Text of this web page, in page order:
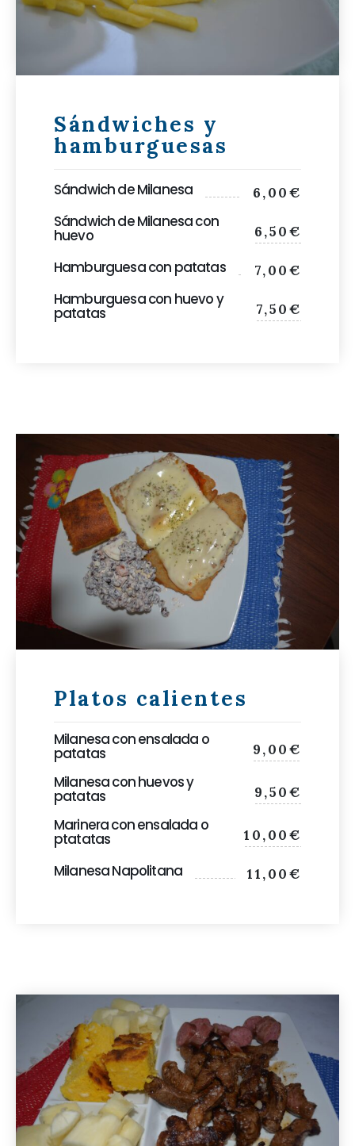
Sándwiches y
hamburguesas
Sándwich de Milanesa 6,00€
Sándwich de Milanesa con
huevo 6,50€
Hamburguesa con patatas 7,00€
Hamburguesa con huevo y
patatas 7,50€
Platos calientes
Milanesa con ensalada o
patatas 9,00€
Milanesa con huevos y
patatas 9,50€
Marinera con ensalada o
ptatatas 10,00€
Milanesa Napolitana 11,00€